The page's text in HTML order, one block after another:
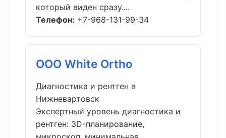
который виден сразу....
Телефон: +7-968-131-99-34
ООО White Ortho
Диагностика и рентген в
Нижневартовск
Экспертный уровень диагностика и
рентген: 3D-планирование,